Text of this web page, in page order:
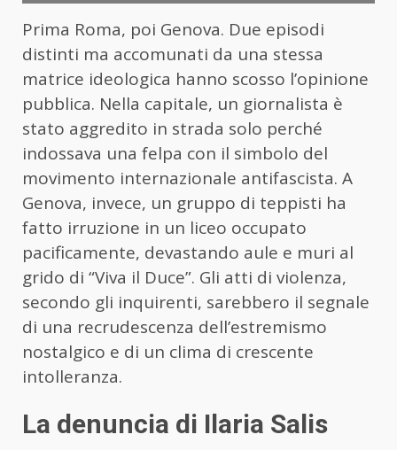
Prima Roma, poi Genova. Due episodi
distinti ma accomunati da una stessa
matrice ideologica hanno scosso l’opinione
pubblica. Nella capitale, un giornalista è
stato aggredito in strada solo perché
indossava una felpa con il simbolo del
movimento internazionale antifascista. A
Genova, invece, un gruppo di teppisti ha
fatto irruzione in un liceo occupato
pacificamente, devastando aule e muri al
grido di “Viva il Duce”. Gli atti di violenza,
secondo gli inquirenti, sarebbero il segnale
di una recrudescenza dell’estremismo
nostalgico e di un clima di crescente
intolleranza.
La denuncia di Ilaria Salis